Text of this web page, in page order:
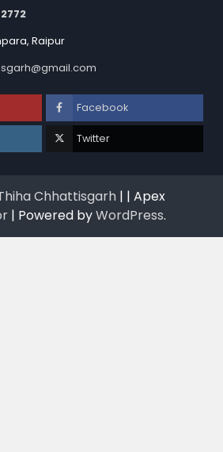
Raipur
Facebook
Twitter
Chhattisgarh | | Apex
| Powered byWordPress.